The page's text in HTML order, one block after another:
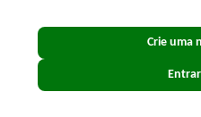
Crie uma